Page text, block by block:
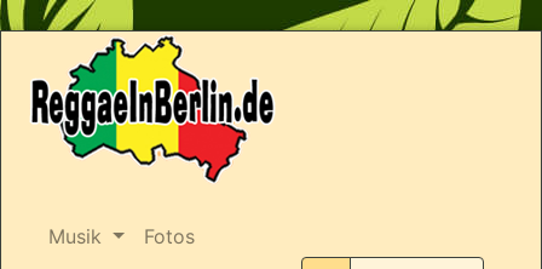
Musik
Fotos